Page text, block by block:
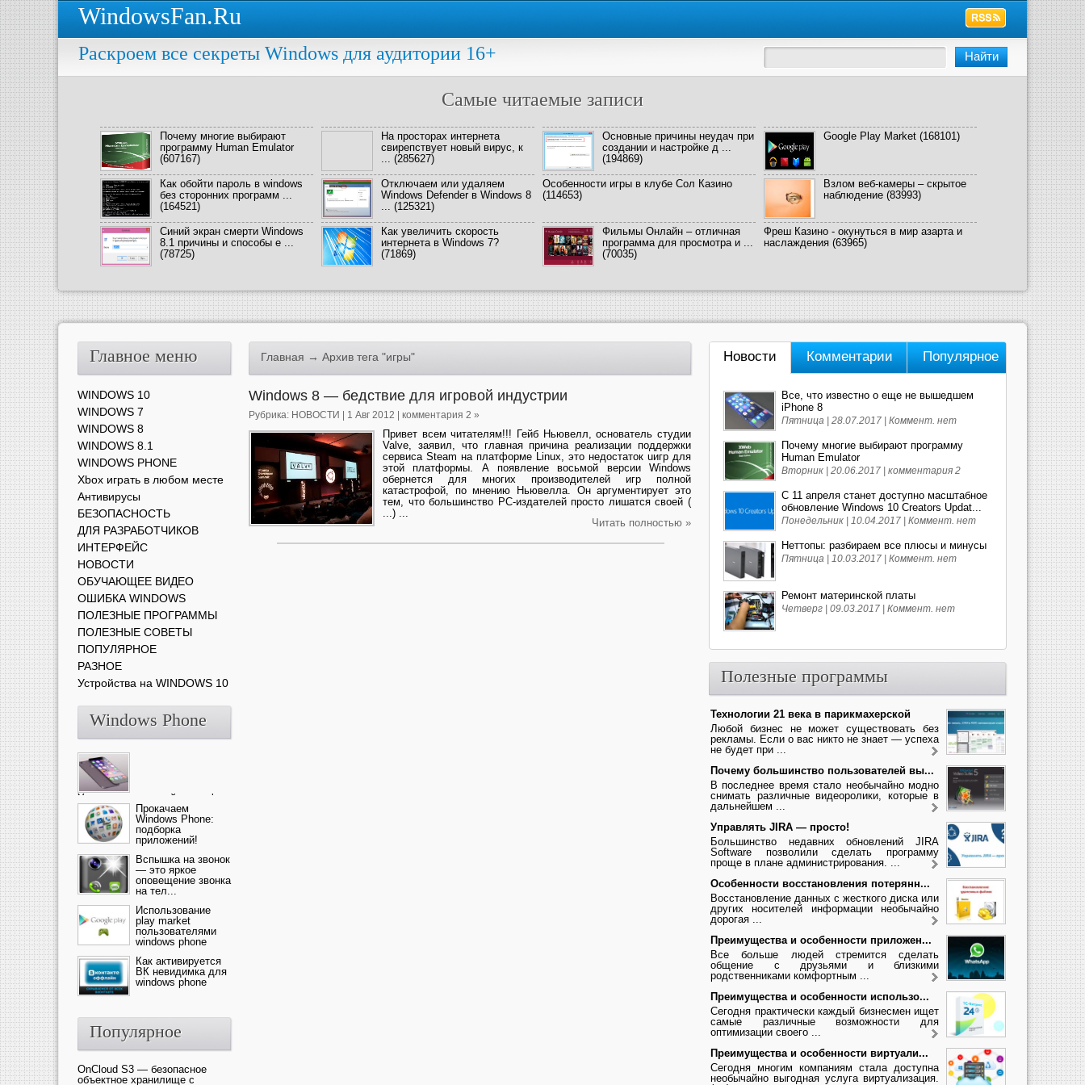
WindowsFan.Ru
Раскроем все секреты Windows для аудитории 16+
Самые читаемые записи
Почему многие выбирают
программу Human Emulator
(607167)
На просторах интернета
свирепствует новый вирус, к
... (285627)
Основные причины неудач при
создании и настройке д ...
(194869)
Google Play Market (168101)
Как обойти пароль в windows
без сторонних программ ...
(164521)
Отключаем или удаляем
Windows Defender в Windows 8
... (125321)
Особенности игры в клубе Сол Казино
(114653)
Взлом веб-камеры – скрытое
наблюдение (83993)
Синий экран смерти Windows
8.1 причины и способы е ...
(78725)
Как увеличить скорость
интернета в Windows 7?
(71869)
Фильмы Онлайн – отличная
программа для просмотра и ...
(70035)
Фреш Казино - окунуться в мир азарта и
наслаждения (63965)
Главная → Архив тега "игры"
Windows 8 — бедствие для игровой индустрии
Рубрика: НОВОСТИ | 1 Авг 2012 | комментария 2 »
Привет всем читателям!!! Гейб Ньювелл, основатель студии
Valve, заявил, что главная причина реализации поддержки
сервиса Steam на платформе Linux, это недостаток uигр для
этой платформы. А появление восьмой версии Windows
обернется для многих производителей игр полной
катастрофой, по мнению Ньювелла. Он аргументирует это
тем, что большинство РС-издателей просто лишатся своей (
...) ...
Читать полностью »
Главное меню
WINDOWS 10
WINDOWS 7
WINDOWS 8
WINDOWS 8.1
WINDOWS PHONE
Xbox играть в любом месте
Антивирусы
БЕЗОПАСНОСТЬ
ДЛЯ РАЗРАБОТЧИКОВ
ИНТЕРФЕЙС
НОВОСТИ
ОБУЧАЮЩЕЕ ВИДЕО
ОШИБКА WINDOWS
ПОЛЕЗНЫЕ ПРОГРАММЫ
ПОЛЕЗНЫЕ СОВЕТЫ
ПОПУЛЯРНОЕ
РАЗНОЕ
Устройства на WINDOWS 10
Windows Phone
Ультрасовременный смартфон
— это новика от компании Ap...
Прокачаем
Windows Phone:
подборка
приложений!
Вспышка на звонок
— это яркое
оповещение звонка
на тел...
Использование
play market
пользователями
windows phone
Как активируется
ВК невидимка для
windows phone
Популярное
OnCloud S3 — безопасное
объектное хранилище с
Новости Комментарии Популярное
Все, что известно о еще не вышедшем
iPhone 8
Пятница | 28.07.2017 | Коммент. нет
Почему многие выбирают программу
Human Emulator
Вторник | 20.06.2017 | комментария 2
С 11 апреля станет доступно масштабное
обновление Windows 10 Creators Updat...
Понедельник | 10.04.2017 | Коммент. нет
Неттопы: разбираем все плюсы и минусы
Пятница | 10.03.2017 | Коммент. нет
Ремонт материнской платы
Четверг | 09.03.2017 | Коммент. нет
Полезные программы
Технологии 21 века в парикмахерской
Любой бизнес не может существовать без
рекламы. Если о вас никто не знает — успеха
не будет при ...
Почему большинство пользователей вы...
В последнее время стало необычайно модно
снимать различные видеоролики, которые в
дальнейшем ...
Управлять JIRA — просто!
Большинство недавних обновлений JIRA
Software позволили сделать программу
проще в плане администрирования. ...
Особенности восстановления потерянн...
Восстановление данных с жесткого диска или
других носителей информации необычайно
дорогая ...
Преимущества и особенности приложен...
Все больше людей стремится сделать
общение с друзьями и близкими
родственниками комфортным ...
Преимущества и особенности использо...
Сегодня практически каждый бизнесмен ищет
самые различные возможности для
оптимизации своего ...
Преимущества и особенности виртуали...
Сегодня многим компаниям стала доступна
необычайно выгодная услуга виртуализация.